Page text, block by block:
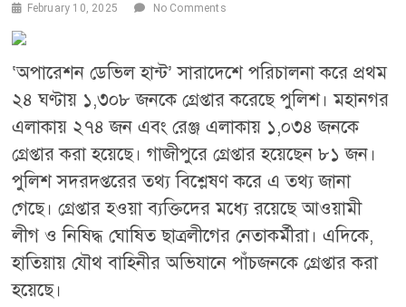
February 10, 2025 No Comments
‘অপারেশন ডেভিল হান্ট’ সারাদেশে পরিচালনা করে প্রথম
২৪ ঘণ্টায় ১,৩০৮ জনকে গ্রেপ্তার করেছে পুলিশ। মহানগর
এলাকায় ২৭৪ জন এবং রেঞ্জ এলাকায় ১,০৩৪ জনকে
গ্রেপ্তার করা হয়েছে। গাজীপুরে গ্রেপ্তার হয়েছেন ৮১ জন।
পুলিশ সদরদপ্তরের তথ্য বিশ্লেষণ করে এ তথ্য জানা
গেছে। গ্রেপ্তার হওয়া ব্যক্তিদের মধ্যে রয়েছে আওয়ামী
লীগ ও নিষিদ্ধ ঘোষিত ছাত্রলীগের নেতাকর্মীরা। এদিকে,
হাতিয়ায় যৌথ বাহিনীর অভিযানে পাঁচজনকে গ্রেপ্তার করা
হয়েছে।